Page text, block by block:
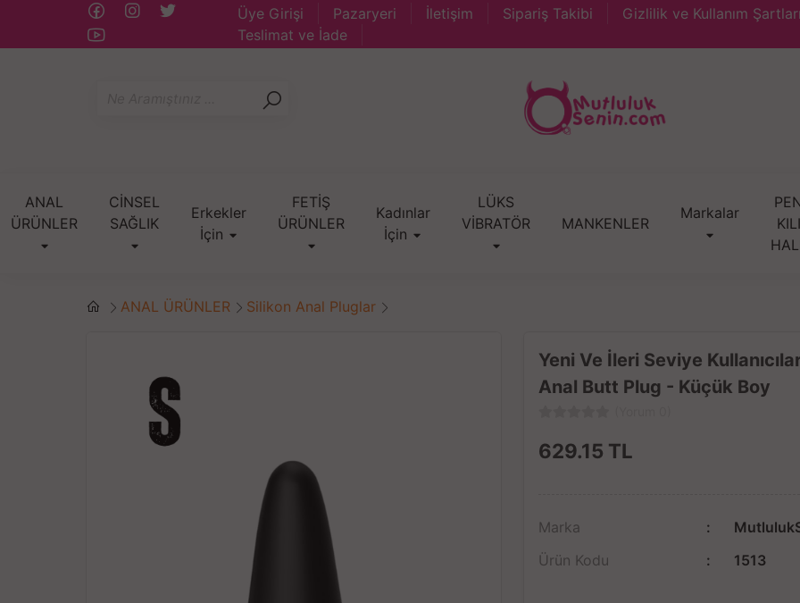
Üye Girişi Pazaryeri İletişim Sipariş Takibi Gizlilik ve Kullanım Şartları
Teslimat ve İade
ANAL
ÜRÜNLER
CİNSEL
SAĞLIK
Erkekler
İçin
FETİŞ
ÜRÜNLER
Kadınlar
İçin
LÜKS
VİBRATÖR
MANKENLER
Markalar
ANAL ÜRÜNLER Silikon Anal Pluglar
Yeni Ve İleri Seviye
Anal Butt Plug - Küçük Boy
629.15 TL
Marka
Ürün Kodu
1513